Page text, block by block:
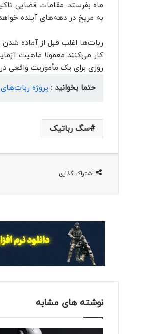
ماه بفرستد. مقامات فضایی
به مریخ در دهه‌های آینده
ربات‌ها اغلب قبل از آماده
کار می‌کنند معمولا ماهیت
روزی برای یک مأموریت واقعی
حتما بخوانید : پروژه
سگ رباتیک
اشتراک گذاری
نوشته های مشابه